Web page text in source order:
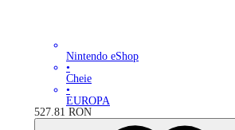
Nintendo eShop
•
Cheie
•
EUROPA
527.81 RON